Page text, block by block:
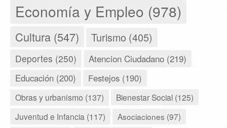
Economía y Empleo (978)
Cultura (547) Turismo (405)
Deportes (250) Atencion Ciudadano (219)
Educación (200) Festejos (190)
Obras y urbanismo (137)
Bienestar Social (125)
Juventud e Infancia (117)
Asociaciones (97)